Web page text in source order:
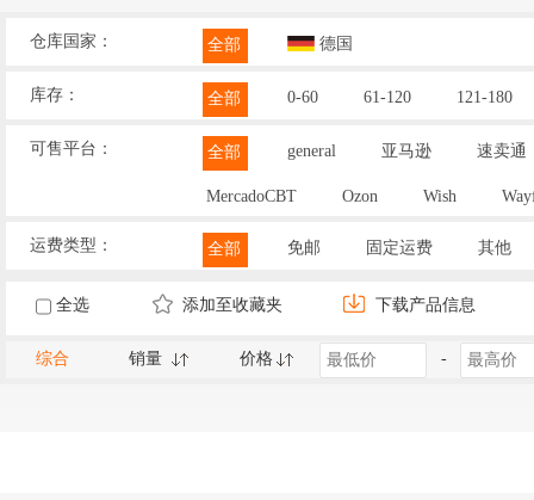
仓库国家： 全部 德国
库存： 全部 0-60 61-120 121-180
可售平台： 全部 general 亚马逊 速卖通
MercadoCBT Ozon Wish
运费类型： 全部 免邮 固定运费 其他
全选 添加至收藏夹 下载产品信息
综合 销量 价格 -